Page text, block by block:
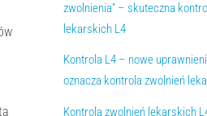
zwolnienia” – skuteczna
lekarskich L4
Kontrola L4 – nowe
oznacza kontrola zwolnień
Kontrola zwolnień lekarskich